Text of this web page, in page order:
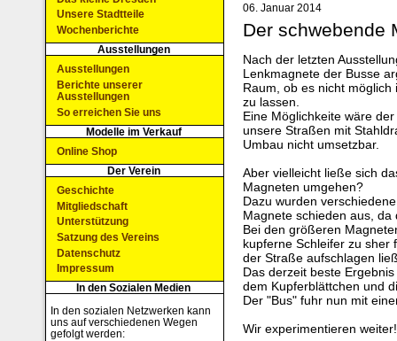
06. Januar 2014
Der schwebende
Nach der letzten
Lenkmagnete der Busse
Raum, ob es nicht
zu lassen.
Eine Möglichkeite wäre
unsere Straßen mit
Umbau nicht umsetzbar.
Aber vielleicht ließe sich
Magneten umgehen?
Dazu wurden
Magnete schieden aus,
Bei den größeren
kupferne Schleifer zu sher
der Straße aufschlagen
Das derzeit beste
dem Kupferblättchen und
Der "Bus" fuhr nun mit
Wir experimentieren weiter!
Unsere Stadtteile
Wochenberichte
Ausstellungen
Ausstellungen
Berichte unserer
Ausstellungen
So erreichen Sie uns
Modelle im Verkauf
Online Shop
Der Verein
Geschichte
Mitgliedschaft
Unterstützung
Satzung des Vereins
Datenschutz
Impressum
In den Sozialen Medien
In den sozialen Netzwerken kann
uns auf verschiedenen Wegen
gefolgt werden: